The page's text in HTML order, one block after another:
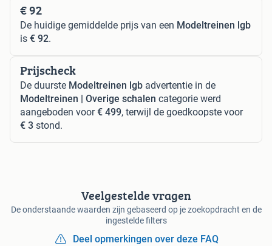
€ 92
De huidige gemiddelde prijs van een Modeltreinen lgb
is € 92.
Prijscheck
De duurste Modeltreinen lgb advertentie in de
Modeltreinen | Overige schalen categorie werd
aangeboden voor€ 499, terwijl de goedkoopste voor
€ 3 stond.
Veelgestelde vragen
De onderstaande waarden zijn gebaseerd op je zoekopdracht en de
ingestelde filters
Deel opmerkingen over deze FAQ